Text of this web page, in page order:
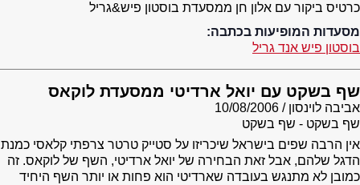
כרטיס ביקור עם אלון חן ממסעדת בוסטון פיש&גריל
מסעדות המופיעות בכתבה:
בוסטון פיש אנד גריל
שף בשקט עם יואל ארדיטי ממסעדת לוקאס
אביבה לוינסון
10/08/2006
שף בשקט - שף בשקט
אין הרבה שפים בישראל שיכריזו על סטייק טרטר צרפתי קלאסי כמנת
הדגל שלהם, אבל זאת הבחירה של יואל ארדיטי, השף של לוקאס. זה
כמובן לא מתנגש בעובדה שארדיטי הוא פחות או יותר השף היחיד